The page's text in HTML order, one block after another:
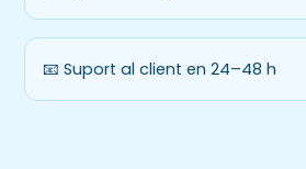
📧 Suport al client en 24–48 h